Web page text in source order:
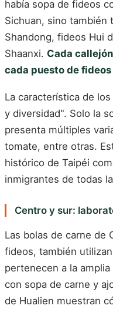
había sopa de fideos
Sichuan, sino también
Shandong, fideos Hui
Shaanxi. Cada
cada puesto de
La característica de
y diversidad". Solo la
presenta múltiples
tomate, entre otras.
histórico de Taipéi
inmigrantes de todas
Centro y sur:
Las bolas de carne de
fideos, también
pertenecen a la
con sopa de carne y
de Hualien muestran